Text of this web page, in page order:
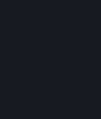
Para algunos contenidos y
periódico (p. ej., mensual o
recurrente. Si una
durante el ciclo de
reembolso durante las 48
cualquier renovación
se ha utilizado si se ha
suscripción durante el ciclo
utilizado, consumido,
beneficios o descuentos